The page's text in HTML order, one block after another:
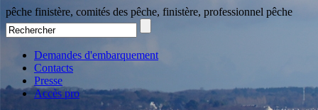
pêche finistère, comités des pêche, finistère, professionnel pêche
Demandes d'embarquement
Contacts
Presse
Accès pro